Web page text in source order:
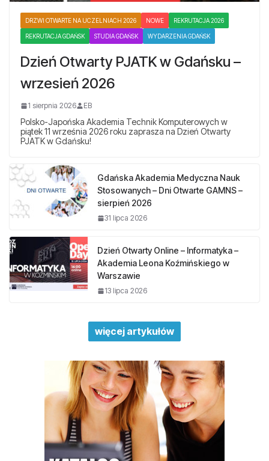
DRZWI OTWARTE NA UCZELNIACH 2026 NOWE REKRUTACJA 2026
REKRUTACJA GDAŃSK STUDIA GDAŃSK WYDARZENIA GDAŃSK
Dzień Otwarty PJATK w Gdańsku –
wrzesień 2026
1 sierpnia 2026 EB
Polsko-Japońska Akademia Technik Komputerowych w
piątek 11 września 2026 roku zaprasza na Dzień Otwarty
PJATK w Gdańsku!
Gdańska Akademia Medyczna Nauk
Stosowanych – Dni Otwarte GAMNS –
sierpień 2026
31 lipca 2026
Dzień Otwarty Online – Informatyka –
Akademia Leona Koźmińskiego w
Warszawie
13 lipca 2026
więcej artykułów